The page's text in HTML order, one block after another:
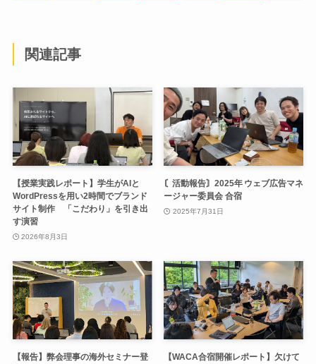
関連記事
【授業実践レポート】学生がAIと
WordPressを用い2時間でブランド
サイト制作 「こだわり」を引き出
す演習
2026年8月3日
〘活動報告〙2025年 ウェブ広告マネ
ージャー委員会 合宿
2025年7月31日
【報告】弊会理事の海外セミナー登
【WACA合宿開催レポート】欠けて